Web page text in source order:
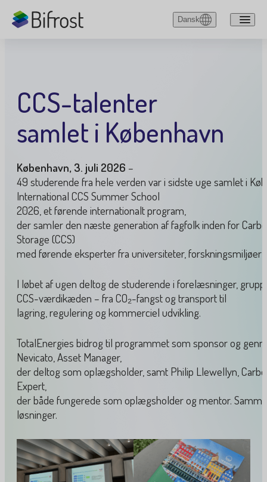
Gå til hovedindholdet
Dansk
CCS-talenter
samlet i København
København, 3. juli 2026 –
49 studerende fra hele verden var i sidste uge samlet i
International CCS Summer School
2026, et førende internationalt program,
der samler den næste generation af fagfolk inden for
Storage (CCS)
med førende eksperter fra universiteter, forskningsmiljøer
I løbet af ugen deltog de studerende i forelæsninger,
CCS-værdikæden – fra CO₂-fangst og transport til
lagring, regulering og kommerciel udvikling.
TotalEnergies bidrog til programmet som sponsor og
Nevicato, Asset Manager,
der deltog som oplægsholder, samt Philip Llewellyn,
Expert,
der både fungerede som oplægsholder og mentor.
løsninger.